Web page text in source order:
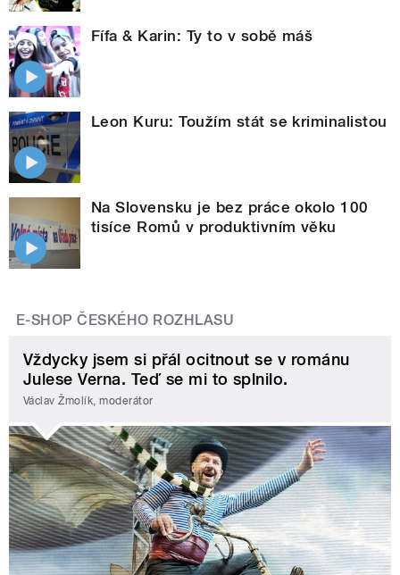
Fífa & Karin: Ty to v sobě máš
Leon Kuru: Toužím stát se kriminalistou
Na Slovensku je bez práce okolo 100
tisíce Romů v produktivním věku
E-SHOP ČESKÉHO ROZHLASU
Vždycky jsem si přál ocitnout se v románu
Julese Verna. Teď se mi to splnilo.
Václav Žmolík, moderátor